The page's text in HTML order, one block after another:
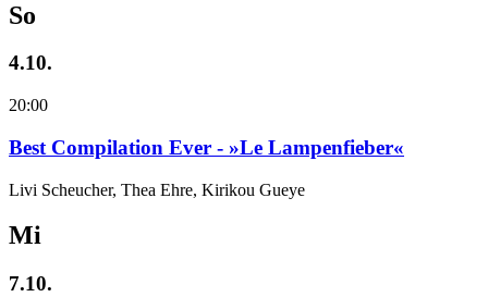
So
4.10.
20:00
Best Compilation Ever - »Le Lampenfieber«
Livi Scheucher, Thea Ehre, Kirikou Gueye
Mi
7.10.